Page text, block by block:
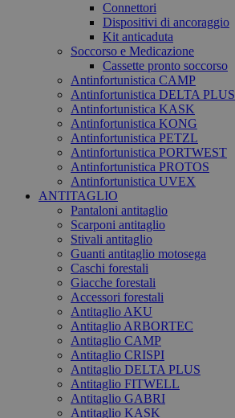
Connettori
Dispositivi di ancoraggio
Kit anticaduta
Soccorso e Medicazione
Cassette pronto soccorso
Antinfortunistica CAMP
Antinfortunistica DELTA PLUS
Antinfortunistica KASK
Antinfortunistica KONG
Antinfortunistica PETZL
Antinfortunistica PORTWEST
Antinfortunistica PROTOS
Antinfortunistica UVEX
ANTITAGLIO
Pantaloni antitaglio
Scarponi antitaglio
Stivali antitaglio
Guanti antitaglio motosega
Caschi forestali
Giacche forestali
Accessori forestali
Antitaglio AKU
Antitaglio ARBORTEC
Antitaglio CAMP
Antitaglio CRISPI
Antitaglio DELTA PLUS
Antitaglio FITWELL
Antitaglio GABRI
Antitaglio KASK